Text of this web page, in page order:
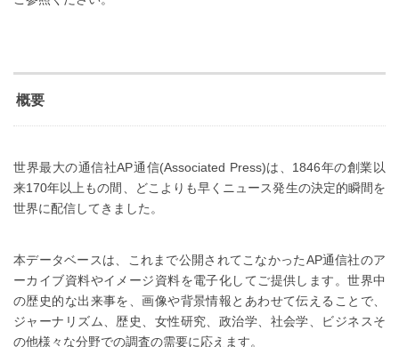
概要
世界最大の通信社AP通信(Associated Press)は、1846年の創業以
来170年以上もの間、どこよりも早くニュース発生の決定的瞬間を
世界に配信してきました。
本データベースは、これまで公開されてこなかったAP通信社のア
ーカイブ資料やイメージ資料を電子化してご提供します。世界中
の歴史的な出来事を、画像や背景情報とあわせて伝えることで、
ジャーナリズム、歴史、女性研究、政治学、社会学、ビジネスそ
の他様々な分野での調査の需要に応えます。